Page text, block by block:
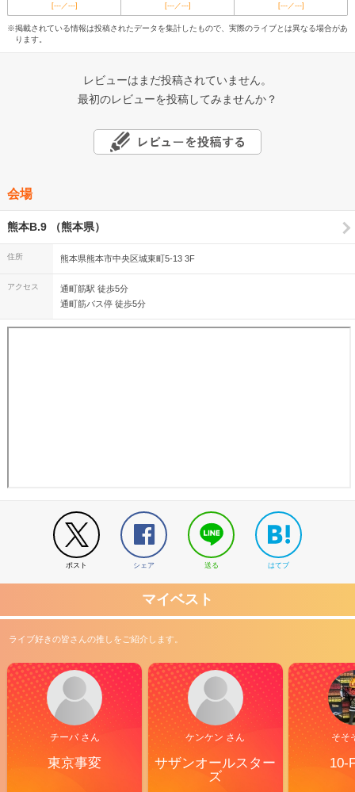
[---／---] [---／---] [---／---]
※掲載されている情報は投稿されたデータを集計したもので、実際のライブとは異なる場合があ
ります。
レビューはまだ投稿されていません。
最初のレビューを投稿してみませんか？
会場
熊本B.9 （熊本県）
住所 熊本県熊本市中央区城東町5-13 3F
アクセス
通町筋駅 徒歩5分
通町筋バス停 徒歩5分
ポスト シェア 送る はてブ
マイベスト
ライブ好きの皆さんの推しをご紹介します。
チーバ さん
東京事変
ケンケン さん
サザンオールスター
ズ
そそ
10-